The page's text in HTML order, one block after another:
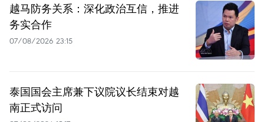
越马防务关系：深化政治互信，推进
务实合作
07/08/2026 23:15
泰国国会主席兼下议院议长结束对越
南正式访问